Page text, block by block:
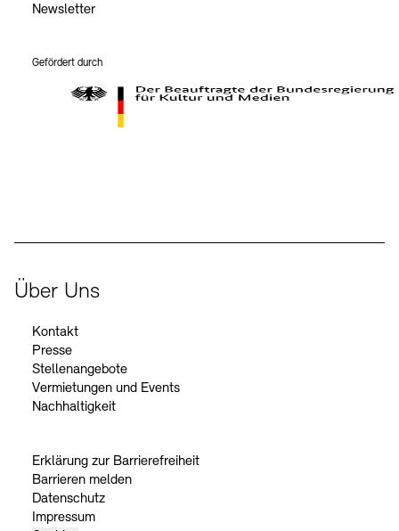
Newsletter
Gefördert durch
Über Uns
Kontakt
Presse
Stellenangebote
Vermietungen und Events
Nachhaltigkeit
Erklärung zur Barrierefreiheit
Barrieren melden
Datenschutz
Impressum